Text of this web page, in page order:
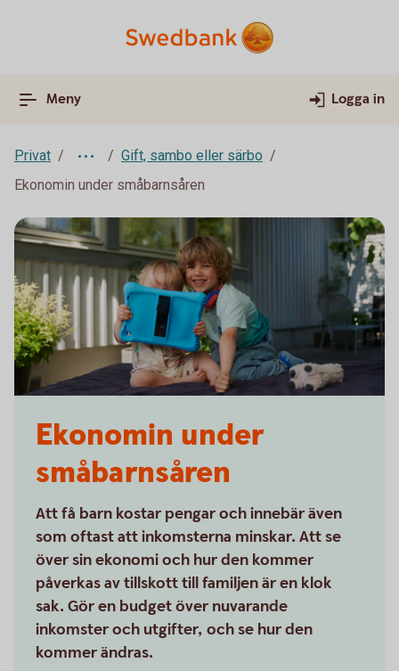
Meny Logga in
Privat
Gift, sambo eller särbo
Ekonomin under småbarnsåren
Ekonomin under
småbarnsåren
Att få barn kostar pengar och innebär även
som oftast att inkomsterna minskar. Att se
över sin ekonomi och hur den kommer
påverkas av tillskott till familjen är en klok
sak. Gör en budget över nuvarande
inkomster och utgifter, och se hur den
kommer ändras.